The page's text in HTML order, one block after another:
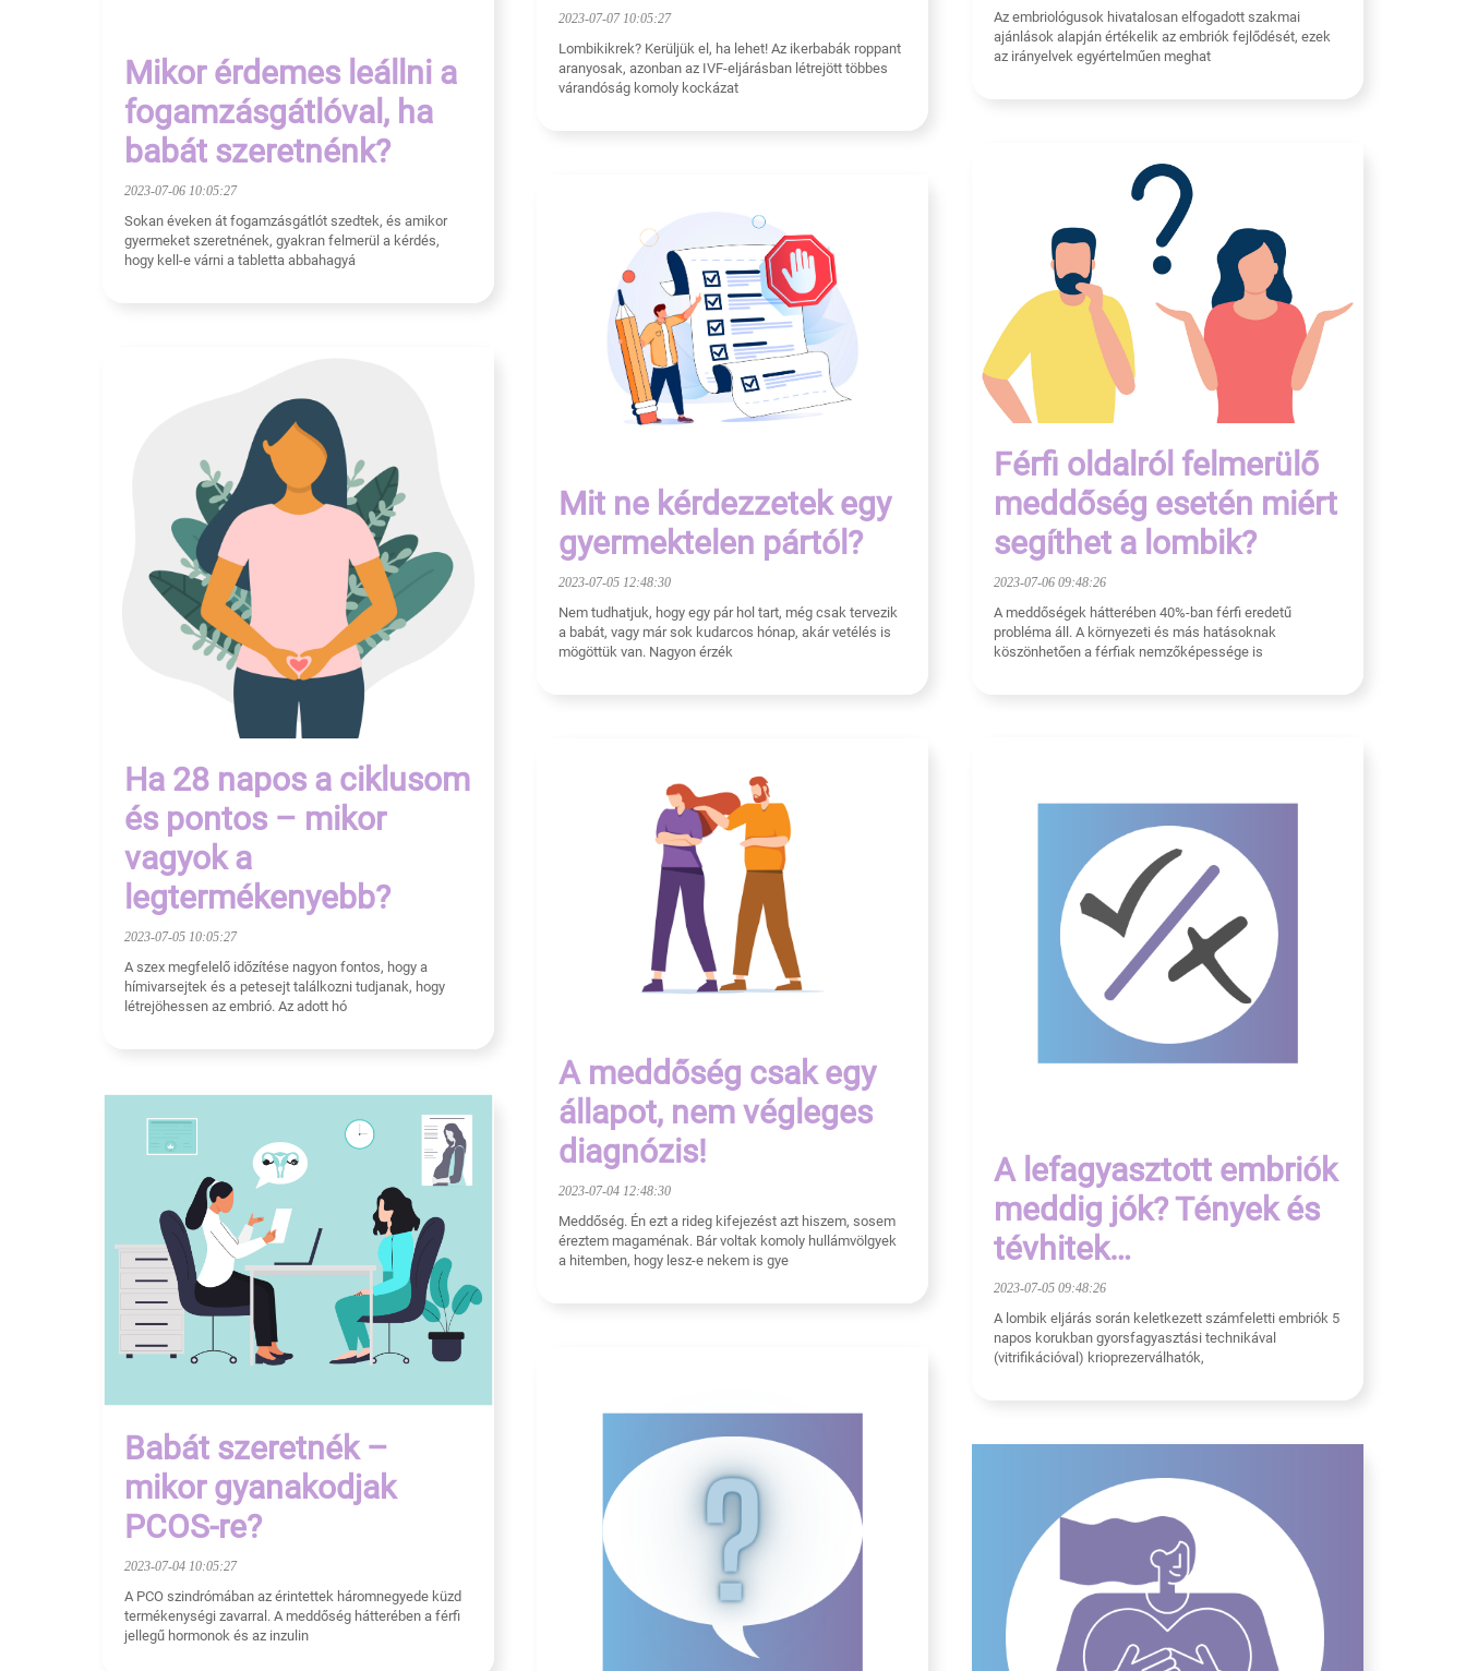
2023-07-07 10:05:27
Lombikikrek? Kerüljük el, ha lehet! Az ikerbabák roppant
aranyosak, azonban az IVF-eljárásban létrejött többes
várandóság komoly kockázat
Az embriológusok hivatalosan elfogadott szakmai
ajánlások alapján értékelik az embriók fejlődését, ezek
az irányelvek egyértelműen meghat
Mikor érdemes leállni a
fogamzásgátlóval, ha
babát szeretnénk?
2023-07-06 10:05:27
Sokan éveken át fogamzásgátlót szedtek, és amikor
gyermeket szeretnének, gyakran felmerül a kérdés,
hogy kell-e várni a tabletta abbahagyá
Férfi oldalról felmerülő
meddőség esetén miért
segíthet a lombik?
2023-07-06 09:48:26
A meddőségek hátterében 40%-ban férfi eredetű
probléma áll. A környezeti és más hatásoknak
köszönhetően a férfiak nemzőképessége is
Mit ne kérdezzetek egy
gyermektelen pártól?
2023-07-05 12:48:30
Nem tudhatjuk, hogy egy pár hol tart, még csak tervezik
a babát, vagy már sok kudarcos hónap, akár vetélés is
mögöttük van. Nagyon érzék
Ha 28 napos a ciklusom
és pontos – mikor
vagyok a
legtermékenyebb?
2023-07-05 10:05:27
A szex megfelelő időzítése nagyon fontos, hogy a
hímivarsejtek és a petesejt találkozni tudjanak, hogy
létrejöhessen az embrió. Az adott hó
A lefagyasztott embriók
meddig jók? Tények és
tévhitek…
2023-07-05 09:48:26
A lombik eljárás során keletkezett számfeletti embriók 5
napos korukban gyorsfagyasztási technikával
(vitrifikációval) krioprezerválhatók,
A meddőség csak egy
állapot, nem végleges
diagnózis!
2023-07-04 12:48:30
Meddőség. Én ezt a rideg kifejezést azt hiszem, sosem
éreztem magaménak. Bár voltak komoly hullámvölgyek
a hitemben, hogy lesz-e nekem is gye
Babát szeretnék –
mikor gyanakodjak
PCOS-re?
2023-07-04 10:05:27
A PCO szindrómában az érintettek háromnegyede küzd
termékenységi zavarral. A meddőség hátterében a férfi
jellegű hormonok és az inzulin